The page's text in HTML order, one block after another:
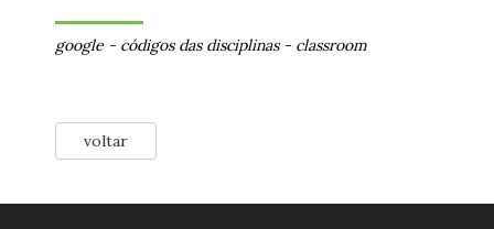
google - códigos das disciplinas- classroom
voltar